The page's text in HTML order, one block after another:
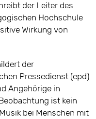
der Leiter des
Hochschule
Wirkung von
der
Pressedienst (epd)
Angehörige in
ist kein
bei Menschen mit